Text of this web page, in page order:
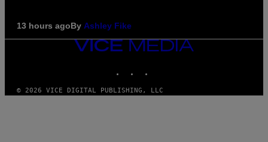
13 hours agoBy Ashley Fike
VICE
© 2026 VICE DIGITAL PUBLISHING, LLC